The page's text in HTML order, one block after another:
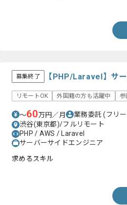
募集終了 【PHP/Laravel】サ
リモートOK 外国籍の方も活躍中 参
〜60万円／月 業務委託(フリ
渋谷(東京都)/フルリモート
PHP / AWS / Laravel
サーバーサイドエンジニア
求めるスキル